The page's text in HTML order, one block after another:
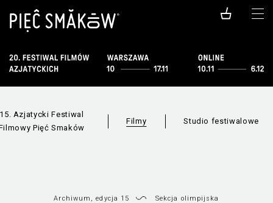
15. Azjatycki Festiwal
Pięć Smaków
Filmy Studio festiwalowe
Archiwum, edycja 15 Sekcja olimpijska